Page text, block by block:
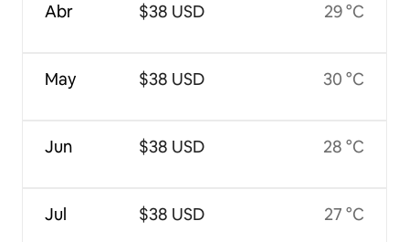
Abr
May
Jun
Jul
$38 USD
$38 USD
$38 USD
$38 USD
29 °C
30 °C
28 °C
27 °C